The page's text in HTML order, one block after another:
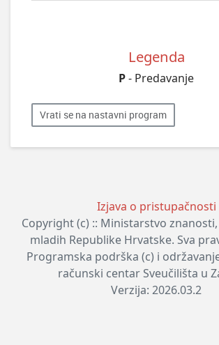
Legenda
P- Predavanje
Vrati se na nastavni program
Izjava o pristupačnosti
Copyright (c) :: Ministarstvo
mladih Republike Hrvatske. Sva
Programska podrška (c) i
računski centar Sveučilišta u
Verzija: 2026.03.2